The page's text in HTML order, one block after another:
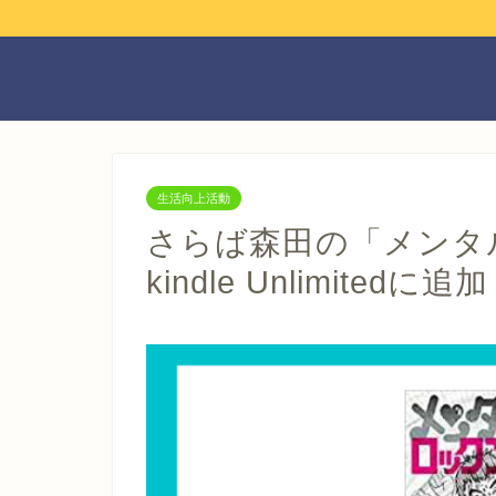
生活向上活動
さらば森田の「メン
kindle Unlimitedに追加